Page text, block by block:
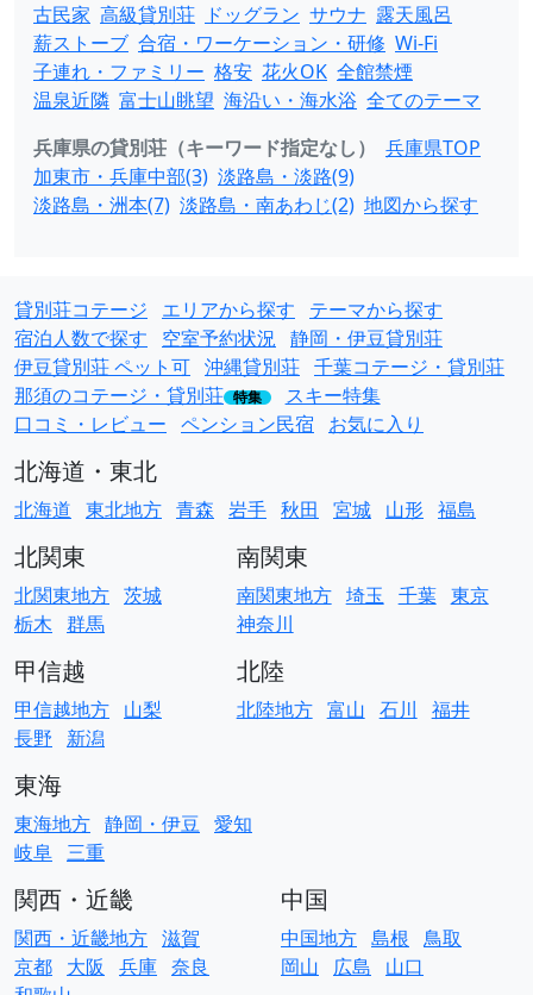
古民家 高級貸別荘 ドッグラン サウナ 露天風呂
薪ストーブ 合宿・ワーケーション・研修 Wi-Fi
子連れ・ファミリー 格安 花火OK 全館禁煙
温泉近隣 富士山眺望 海沿い・海水浴 全てのテーマ
兵庫県の貸別荘（キーワード指定なし）
兵庫県TOP
加東市・兵庫中部(3) 淡路島・淡路(9)
淡路島・洲本(7) 淡路島・南あわじ(2) 地図から探す
貸別荘コテージ エリアから探す
テーマから探す
宿泊人数で探す
空室予約状況 静岡・伊豆貸別荘
伊豆貸別荘 ペット可 沖縄貸別荘 千葉コテージ・貸別荘
那須のコテージ・貸別荘 特集
スキー特集
口コミ・レビュー ペンション民宿 お気に入り
北海道・東北
北海道 東北地方 青森 岩手 秋田 宮城 山形 福島
北関東
北関東地方 茨城
栃木 群馬
南関東
南関東地方 埼玉 千葉 東京
神奈川
甲信越
甲信越地方 山梨
長野
新潟
北陸
北陸地方 富山 石川 福井
東海
東海地方 静岡・伊豆 愛知
岐阜 三重
関西・近畿
関西・近畿地方 滋賀
京都 大阪 兵庫 奈良
中国
中国地方 島根 鳥取
岡山
広島 山口